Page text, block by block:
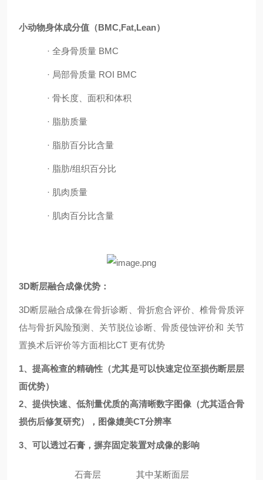
小动物身体成分值（BMC,Fat,Lean）
· 全身骨质量 BMC
· 局部骨质量 ROI BMC
· 骨长度、面积和体积
· 脂肪质量
· 脂肪百分比含量
· 脂肪/组织百分比
· 肌肉质量
· 肌肉百分比含量
3D断层融合成像优势：
3D断层融合成像在骨折诊断、骨折愈合评价、椎骨骨质评
估与骨折风险预测、关节脱位诊断、骨质侵蚀评价和 关节
置换术后评价等方面相比CT 更有优势
1、提高检查的精确性（尤其是可以快速定位至损伤断层层
面优势）
2、提供快速、低剂量优质的高清晰数字图像（尤其适合骨
损伤后修复研究），图像媲美CT分辨率
3、可以透过石膏，摒弃固定装置对成像的影响
石膏层 其中某断面层